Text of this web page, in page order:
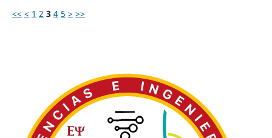
<< < 1 2 3 4 5 > >>